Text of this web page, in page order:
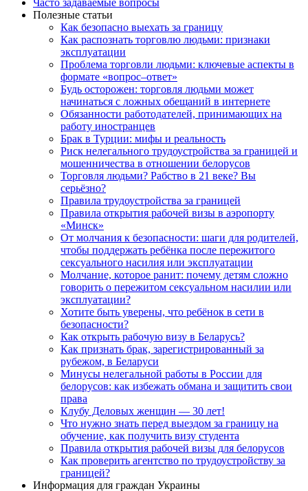
Часто задаваемые вопросы
Полезные статьи
Как безопасно выехать за границу
Как распознать торговлю людьми: признаки
эксплуатации
Проблема торговли людьми: ключевые аспекты в
формате «вопрос–ответ»
Будь осторожен: торговля людьми может
начинаться с ложных обещаний в интернете
Обязанности работодателей, принимающих на
работу иностранцев
Брак в Турции: мифы и реальность
Риск нелегального трудоустройства за границей и
мошенничества в отношении белорусов
Торговля людьми? Рабство в 21 веке? Вы
серьёзно?
Правила трудоустройства за границей
Правила открытия рабочей визы в аэропорту
«Минск»
От молчания к безопасности: шаги для родителей,
чтобы поддержать ребёнка после пережитого
сексуального насилия или эксплуатации
Молчание, которое ранит: почему детям сложно
говорить о пережитом сексуальном насилии или
эксплуатации?
Хотите быть уверены, что ребёнок в сети в
безопасности?
Как открыть рабочую визу в Беларусь?
Как признать брак, зарегистрированный за
рубежом, в Беларуси
Минусы нелегальной работы в России для
белорусов: как избежать обмана и защитить свои
права
Клубу Деловых женщин — 30 лет!
Что нужно знать перед выездом за границу на
обучение, как получить визу студента
Правила открытия рабочей визы для белорусов
Как проверить агентство по трудоустройству за
границей?
Информация для граждан Украины